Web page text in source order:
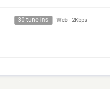
30 tune ins Web - 2Kbps